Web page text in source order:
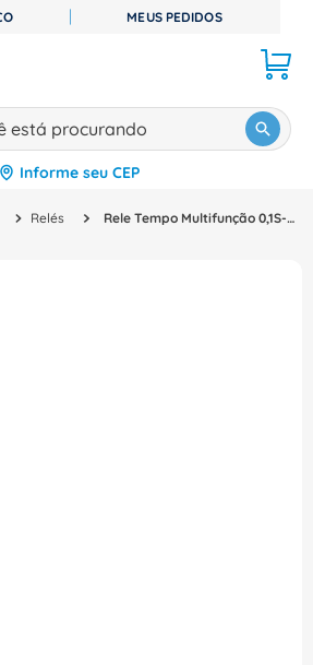
MEUS PEDIDOS
procurando
Informe seu CEP
Relés Rele Tempo Multifunção 0,1S-240H 24-240Vca/Cc 2Rev ERWTMF202MT1E05 WEG